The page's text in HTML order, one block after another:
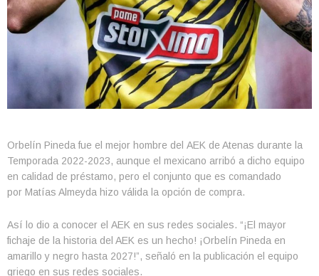
Orbelín Pineda fue el mejor hombre del AEK de Atenas durante la
Temporada 2022-2023, aunque el mexicano arribó a dicho equipo
en calidad de préstamo, pero el conjunto que es comandado
por Matías Almeyda hizo válida la opción de compra.
Así lo dio a conocer el AEK en sus redes sociales. “¡El mayor
fichaje de la historia del AEK es un hecho! ¡Orbelín Pineda en
amarillo y negro hasta 2027!”, señaló en la publicación el equipo
griego en sus redes sociales.